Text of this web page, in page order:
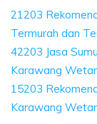
21203
Termurah dan
42203 Jasa
Karawang
15203
Karawang